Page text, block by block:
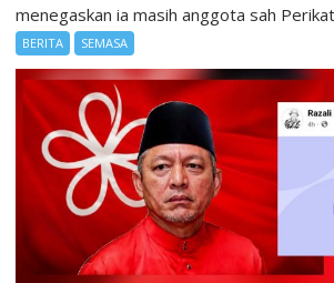
menegaskan ia masih anggota sah
BERITA SEMASA